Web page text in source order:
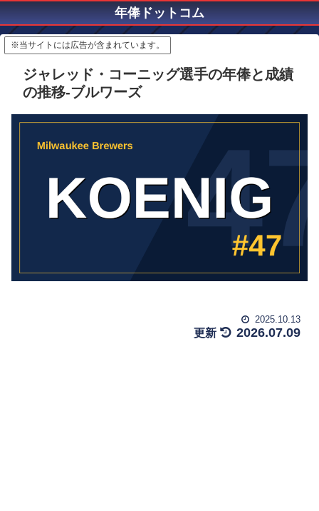
年俸ドットコム
※当サイトには広告が含まれています。
ジャレッド・コーニッグ選手の年俸と成績
の推移-ブルワーズ
2025.10.13
2026.07.09